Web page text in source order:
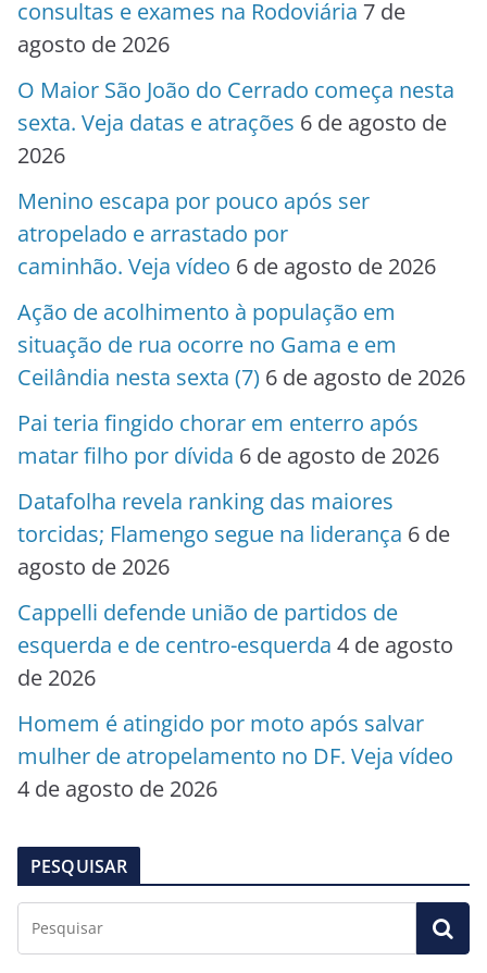
consultas e exames na Rodoviária 7 de
agosto de 2026
O Maior São João do Cerrado começa nesta
sexta. Veja datas e atrações 6 de agosto de
2026
Menino escapa por pouco após ser
atropelado e arrastado por
caminhão. Veja vídeo 6 de agosto de 2026
Ação de acolhimento à população em
situação de rua ocorre no Gama e em
Ceilândia nesta sexta (7) 6 de agosto de 2026
Pai teria fingido chorar em enterro após
matar filho por dívida 6 de agosto de 2026
Datafolha revela ranking das maiores
torcidas; Flamengo segue na liderança 6 de
agosto de 2026
Cappelli defende união de partidos de
esquerda e de centro-esquerda 4 de agosto
de 2026
Homem é atingido por moto após salvar
mulher de atropelamento no DF. Veja vídeo
4 de agosto de 2026
PESQUISAR